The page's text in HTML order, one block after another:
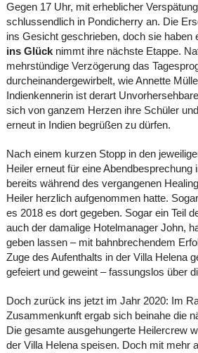
Gegen 17 Uhr, mit erheblicher
schlussendlich in Pondicherry an. Die
ins Gesicht geschrieben, doch sie haben
ins Glücknimmt ihre nächste Etappe.
mehrstündige Verzögerung das
durcheinandergewirbelt, wie Annette
Indienkennerin ist derart
sich von ganzem Herzen ihre Schüler
erneut in Indien begrüßen zu dürfen.
Nach einem kurzen Stopp in den
Heiler erneut für eine Abendbesprechung
bereits während des vergangenen
Heiler herzlich aufgenommen hatte.
es 2018 es dort gegeben. Sogar ein Teil
auch der damalige Hotelmanager John,
geben lassen – mit bahnbrechendem
Zuge des Aufenthalts in der Villa Helena
gefeiert und geweint – fassungslos über
Doch zurück ins jetzt im Jahr 2020: Im
Zusammenkunft ergab sich beinahe die
Die gesamte ausgehungerte Heilercrew
der Villa Helena speisen. Doch mit mehr